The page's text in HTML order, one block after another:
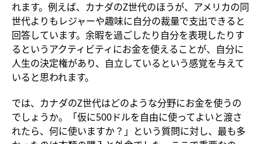
れます。例えば、カナダのZ世代のほうが、アメリカの同
世代よりもレジャーや趣味に自分の裁量で支出できると
回答しています。余暇を過ごしたり自分を表現したりす
るというアクティビティにお金を使えることが、自分に
人生の決定権があり、自立しているという感覚を与えて
いると思われます。
では、カナダのZ世代はどのような分野にお金を使うの
でしょうか。「仮に500ドルを自由に使ってよいと渡さ
れたら、何に使いますか？」という質問に対し、最も多